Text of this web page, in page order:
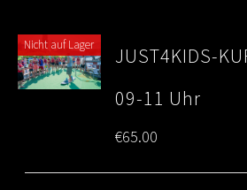
Nicht auf Lager
JUST4KIDS-
09-11 Uhr
€65.00